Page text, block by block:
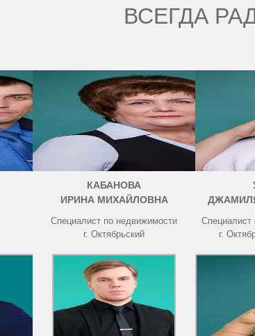
ВСЕГДА
КАБАНОВА
ИРИНА МИХАЙЛОВНА
Специалист по недвижимости
г. Октябрьский
Специалист
г.